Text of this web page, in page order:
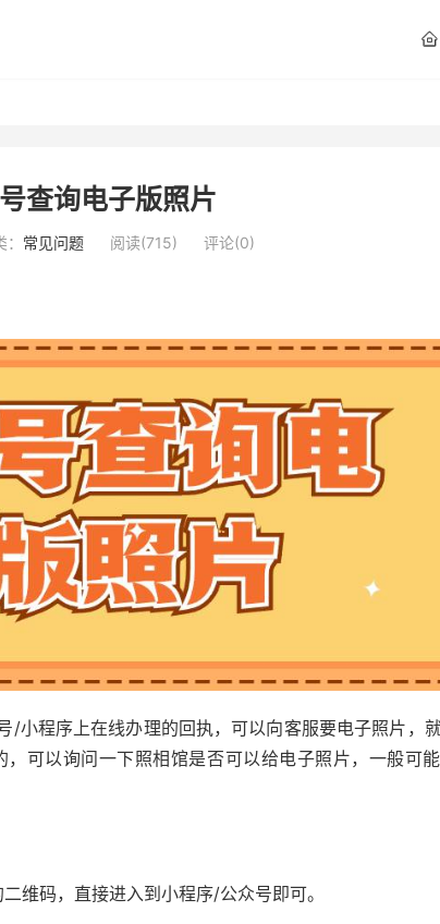

查询电子版照片
常见问题 阅读(715) 评论(0)
/小程序上在线办理的回执，可以向客服要电子照片，
可以询问一下照相馆是否可以给电子照片，一般可
维码，直接进入到小程序/公众号即可。